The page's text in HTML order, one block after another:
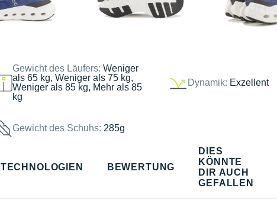
Gewicht des Läufers:Weniger
als 65 kg, Weniger als 75 kg,
Weniger als 85 kg, Mehr als 85
kg
Dynamik: Exzellent
Gewicht des Schuhs: 285g
TECHNOLOGIEN BEWERTUNG
DIES
KÖNNTE
DIR AUCH
GEFALLEN